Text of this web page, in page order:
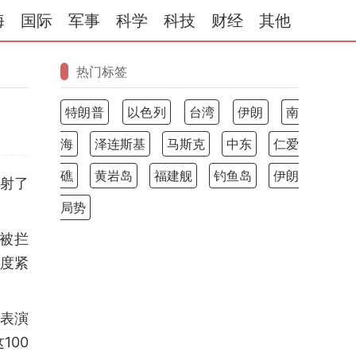
国际 军事 科学 科技 财经 其他
了
拦
紧
演
100
热门标签
特朗普 以色列 台湾 伊朗
南
海
泽连斯基 马斯克 中东
仁爱
礁
黄岩岛 福建舰 钓鱼岛
伊朗
局势